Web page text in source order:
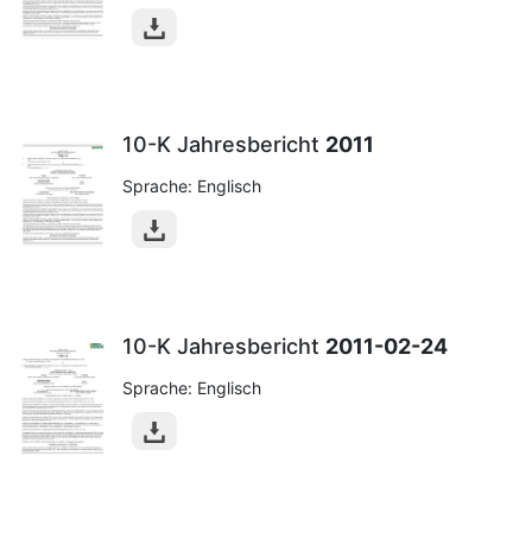
10-K Jahresbericht 2011
Sprache: Englisch
10-K Jahresbericht 2011-02-24
Sprache: Englisch